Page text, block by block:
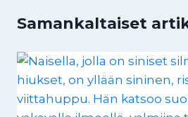
Samankaltaiset